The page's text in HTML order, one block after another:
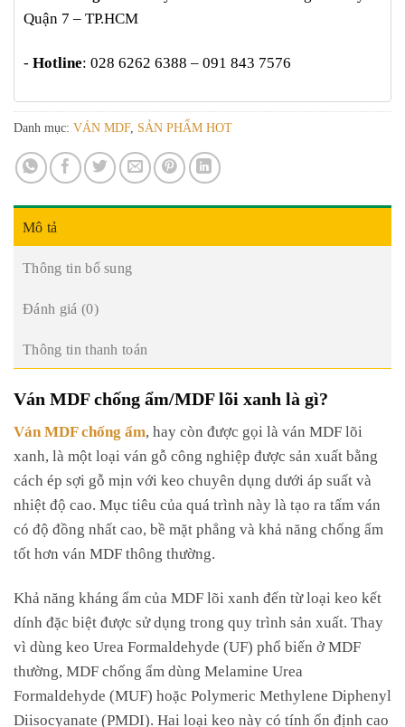
Quận 7 – TP.HCM
- Hotline: 028 6262 6388 – 091 843 7576
Danh mục: VÁN MDF, SẢN PHẨM HOT
Mô tả
Thông tin bổ sung
Đánh giá (0)
Thông tin thanh toán
Ván MDF chống ẩm/MDF lõi xanh là gì?
Ván MDF chống ẩm , hay còn được gọi là ván MDF lõi
xanh, là một loại ván gỗ công nghiệp được sản xuất bằng
cách ép sợi gỗ mịn với keo chuyên dụng dưới áp suất và
nhiệt độ cao. Mục tiêu của quá trình này là tạo ra tấm ván
có độ đồng nhất cao, bề mặt phẳng và khả năng chống ẩm
tốt hơn ván MDF thông thường.
Khả năng kháng ẩm của MDF lõi xanh đến từ loại keo kết
dính đặc biệt được sử dụng trong quy trình sản xuất. Thay
vì dùng keo Urea Formaldehyde (UF) phổ biến ở MDF
thường, MDF chống ẩm dùng Melamine Urea
Formaldehyde (MUF) hoặc Polymeric Methylene Diphenyl
Diisocyanate (PMDI). Hai loại keo này có tính ổn định cao